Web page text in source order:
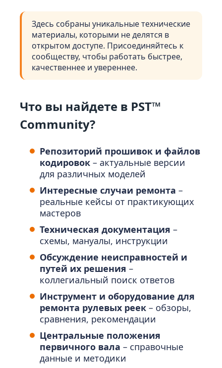
Здесь собраны уникальные технические
материалы, которыми не делятся в
открытом доступе. Присоединяйтесь к
сообществу, чтобы работать быстрее,
качественнее и увереннее.
Что вы найдете в PST™
Community?
Репозиторий прошивок и файлов
кодировок – актуальные версии
для различных моделей
Интересные случаи ремонта –
реальные кейсы от практикующих
мастеров
Техническая документация –
схемы, мануалы, инструкции
Обсуждение неисправностей и
путей их решения –
коллегиальный поиск ответов
Инструмент и оборудование для
ремонта рулевых реек – обзоры,
сравнения, рекомендации
Центральные положения
первичного вала – справочные
данные и методики